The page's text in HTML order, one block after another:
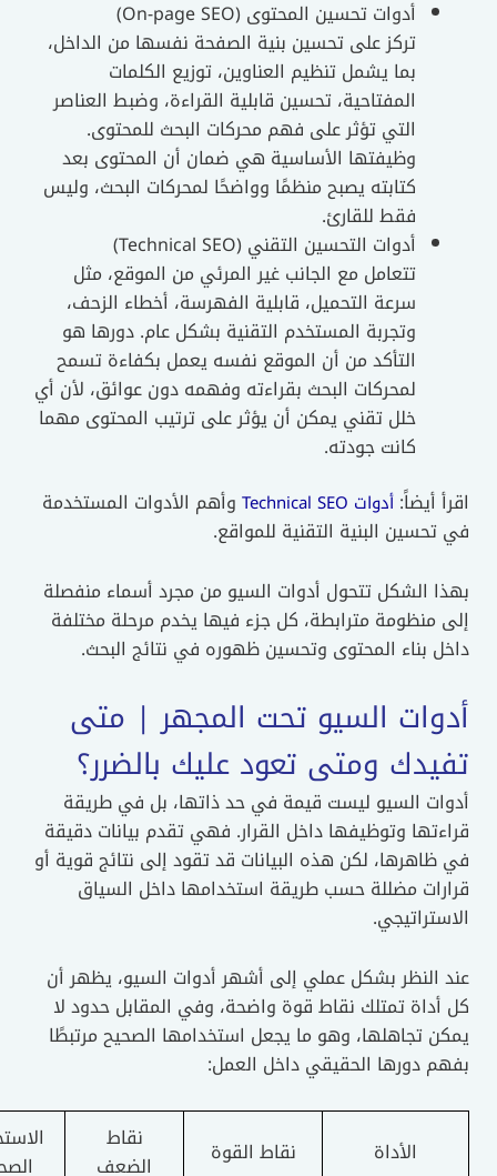
أدوات تحسين المحتوى (On-page SEO)
تركز على تحسين بنية الصفحة نفسها من الداخل،
بما يشمل تنظيم العناوين، توزيع الكلمات
المفتاحية، تحسين قابلية القراءة، وضبط العناصر
التي تؤثر على فهم محركات البحث للمحتوى.
وظيفتها الأساسية هي ضمان أن المحتوى بعد
كتابته يصبح منظمًا وواضحًا لمحركات البحث، وليس
فقط للقارئ.
أدوات التحسين التقني (Technical SEO)
تتعامل مع الجانب غير المرئي من الموقع، مثل
سرعة التحميل، قابلية الفهرسة، أخطاء الزحف،
وتجربة المستخدم التقنية بشكل عام. دورها هو
التأكد من أن الموقع نفسه يعمل بكفاءة تسمح
لمحركات البحث بقراءته وفهمه دون عوائق، لأن أي
خلل تقني يمكن أن يؤثر على ترتيب المحتوى مهما
كانت جودته.
أيضاً:أدوات Technical SEO
وأهم الأدوات المستخدمة
البنية التقنية للمواقع.
الشكل تتحول أدوات السيو من مجرد أسماء منفصلة
مترابطة، كل جزء فيها يخدم مرحلة مختلفة
بناء المحتوى وتحسين ظهوره في نتائج البحث.
السيو تحت المجهر | متى
ومتى تعود عليك بالضرر؟
السيو ليست قيمة في حد ذاتها، بل في طريقة
وتوظيفها داخل القرار. فهي تقدم بيانات دقيقة
لكن هذه البيانات قد تقود إلى نتائج قوية أو
مضللة حسب طريقة استخدامها داخل السياق
النظر بشكل عملي إلى أشهر أدوات السيو، يظهر أن
تمتلك نقاط قوة واضحة، وفي المقابل حدود لا
تجاهلها، وهو ما يجعل استخدامها الصحيح مرتبطًا
دورها الحقيقي داخل العمل:
نقاط القوة
الاستخدام